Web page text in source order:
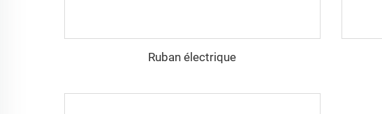
Ruban électrique